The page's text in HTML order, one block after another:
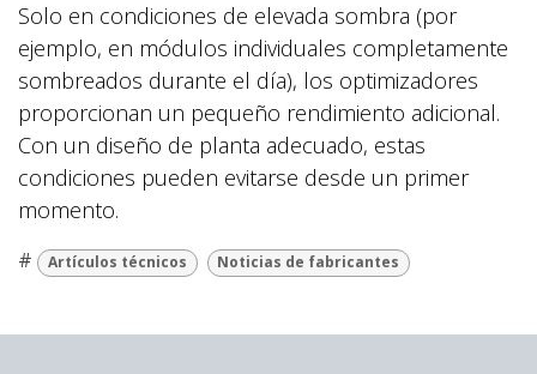
Solo en condiciones de elevada sombra (por
ejemplo, en módulos individuales completamente
sombreados durante el día), los optimizadores
proporcionan un pequeño rendimiento adicional.
Con un diseño de planta adecuado, estas
condiciones pueden evitarse desde un primer
momento.
# Artículos técnicos Noticias de fabricantes